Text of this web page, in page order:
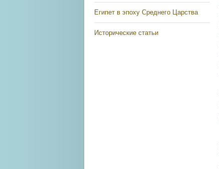
Египет в эпоху Среднего Царства
Исторические статьи